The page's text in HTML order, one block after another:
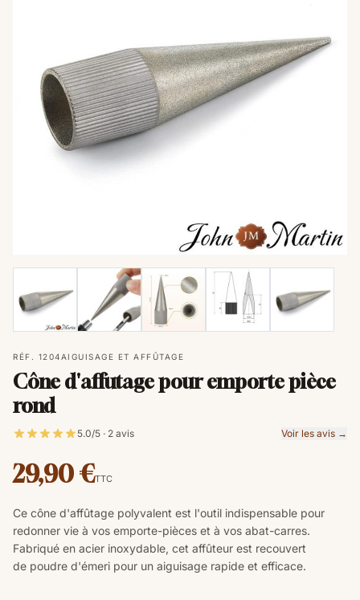
RÉF. 1204AIGUISAGE ET AFFÛTAGE
Cône d'affutage pour emporte pièce
rond
5.0/5 · 2 avis Voir les avis →
29,90 €TTC
Ce cône d'affûtage polyvalent est l'outil indispensable pour
redonner vie à vos emporte-pièces et à vos abat-carres.
Fabriqué en acier inoxydable, cet affûteur est recouvert
de poudre d'émeri pour un aiguisage rapide et efficace.